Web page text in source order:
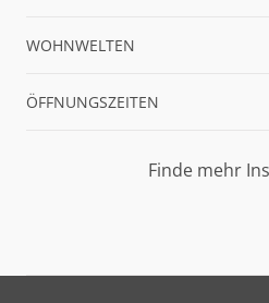
WOHNWELTEN
ÖFFNUNGSZEITEN
Finde mehr